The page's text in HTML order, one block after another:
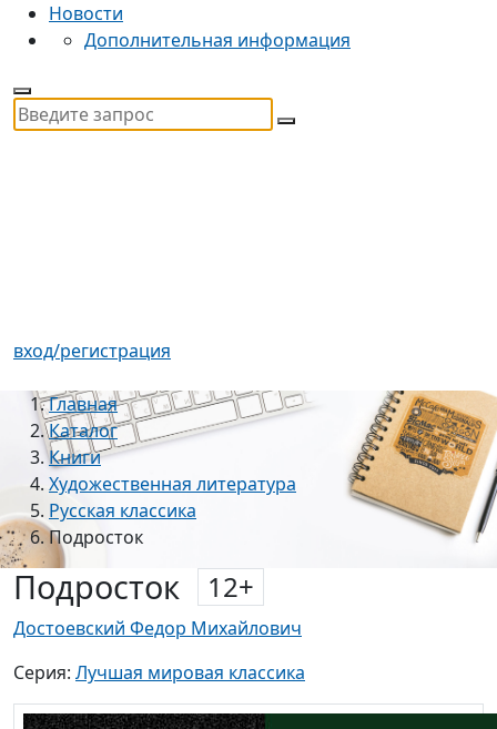
Новости
Дополнительная информация
вход/регистрация
Главная
Каталог
Книги
Художественная литература
Русская классика
Подросток
Подросток 12+
Достоевский Федор Михайлович
Серия: Лучшая мировая классика